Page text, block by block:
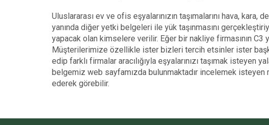
Uluslararası ev ve ofis eşyalarınızın taşımalarını hava,
yanında diğer yetki belgeleri ile yük taşınmasını
yapacak olan kimselere verilir. Eğer bir nakliye firmasının C3
Müşterilerimize özellikle ister bizleri tercih etsinler ister
edip farklı firmalar aracılığıyla eşyalarınızı taşımak isteyen
belgemiz web sayfamızda bulunmaktadır incelemek isteyen
ederek görebilir.